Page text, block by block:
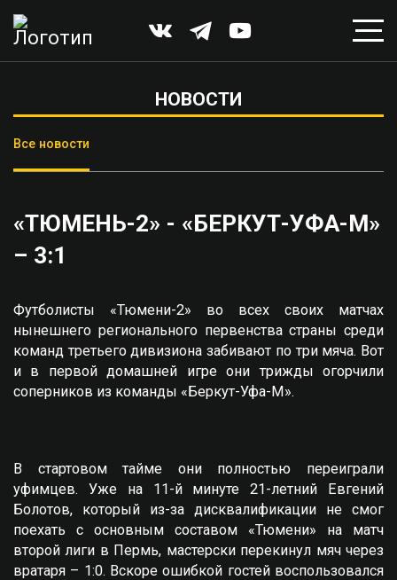
НОВОСТИ
Все новости
«ТЮМЕНЬ-2» - «БЕРКУТ-УФА-М»
– 3:1
Футболисты «Тюмени-2» во всех своих матчах
нынешнего регионального первенства страны среди
команд третьего дивизиона забивают по три мяча. Вот
и в первой домашней игре они трижды огорчили
соперников из команды «Беркут-Уфа-М».
В стартовом тайме они полностью переиграли
уфимцев. Уже на 11-й минуте 21-летний Евгений
Болотов, который из-за дисквалификации не смог
поехать с основным составом «Тюмени» на матч
второй лиги в Пермь, мастерски перекинул мяч через
вратаря – 1:0. Вскоре ошибкой гостей воспользовался